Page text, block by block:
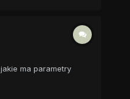
ma parametry